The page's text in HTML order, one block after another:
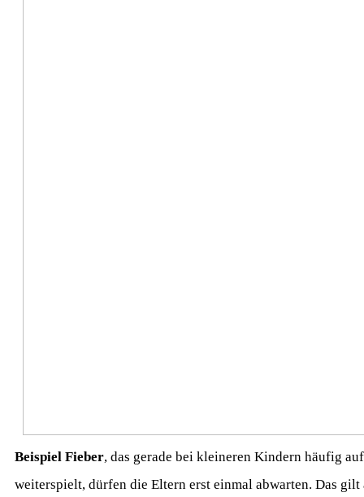
Beispiel Fieber, das gerade bei kleineren Kindern häufig
weiterspielt, dürfen die Eltern erst einmal abwarten. Das